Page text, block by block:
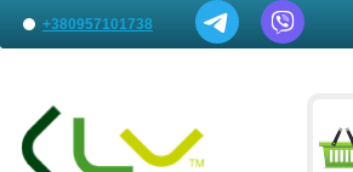
+380957101738
Письмо менеджеру